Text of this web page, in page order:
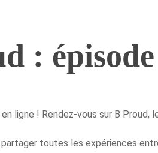
to close
:
ligne ! Rendez-vous sur B Proud,
toutes les expériences